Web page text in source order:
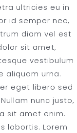
ultricies eu in
id semper nec,
diam vel est
sit amet,
vestibulum
aliquam urna.
eget libero sed
nunc justo,
sit amet enim.
lobortis. Lorem